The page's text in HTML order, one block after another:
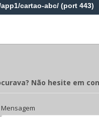
Não hesite em
Mensagem